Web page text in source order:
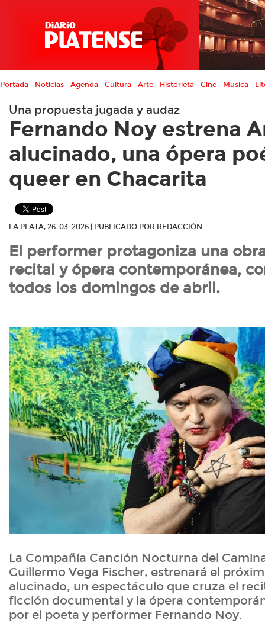
Portada Noticias Agenda Cultura Arte Historieta Cine Musica
Una propuesta jugada y audaz
Fernando Noy estrena
alucinado, una ópera
queer en Chacarita
LA PLATA, 26-03-2026 | PUBLICADO POR REDACCIÓN
El performer protagoniza una
recital y ópera contemporánea,
todos los domingos de abril.
La Compañía Canción Nocturna del
Guillermo Vega Fischer, estrenará el
alucinado, un espectáculo que cruza el
ficción documental y la ópera
por el poeta y performer Fernando Noy.